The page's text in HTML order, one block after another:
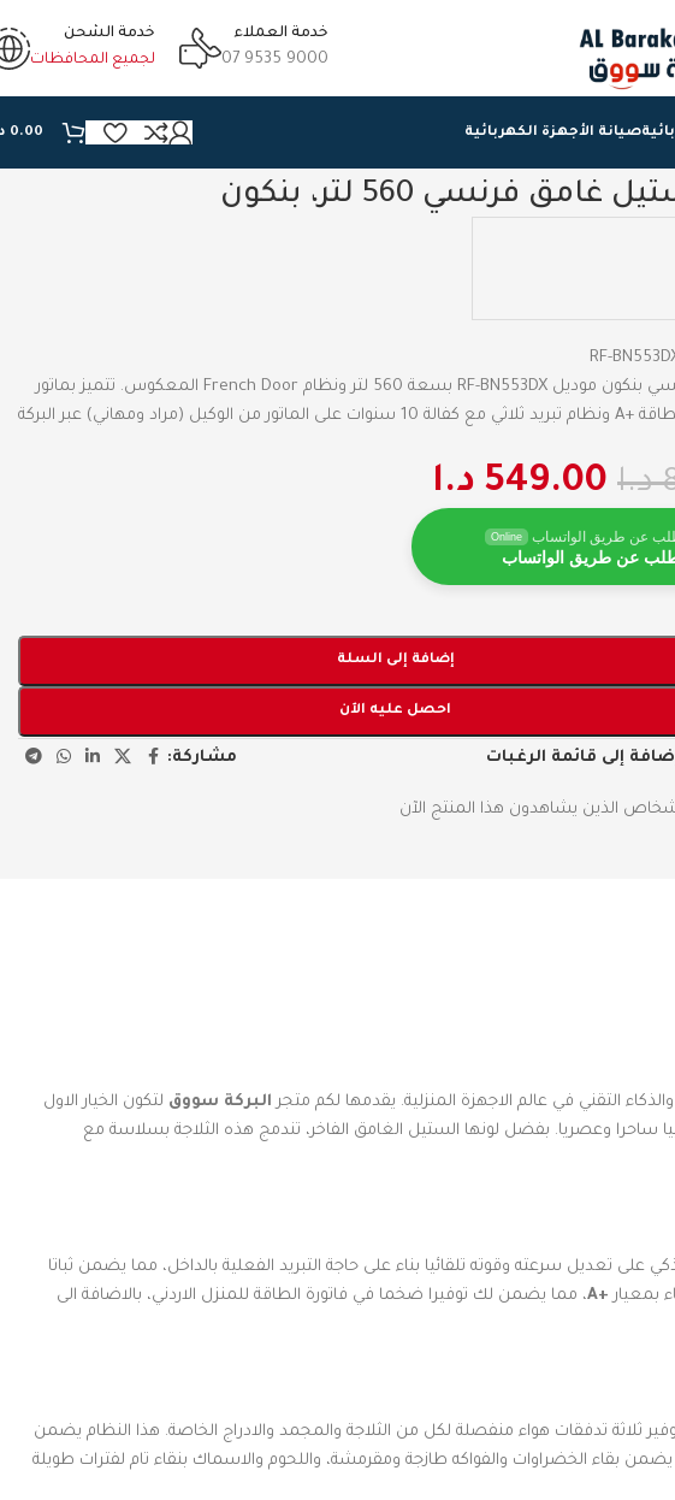
خدمة العملاء
07 9535 9000
خدمة الشحن
لجميع المحافظات
صيانة الأجهزة الكهربائية 0.00
غامق فرنسي 560 لتر، بنكون
RF-
ثلاجة طراز فرنسي بنكون موديل RF-BN553DX بسعة 560 لتر ونظام French Door المعكوس. تتميز بماتور
انفيرتر موفر للطاقة +A ونظام تبريد ثلاثي مع كفالة 10 سنوات على الماتور من الوكيل (مراد ومهاني) عبر البركة
د.ا 549.00 د.ا
عن طريق الواتساب Online
عن طريق الواتساب
إضافة إلى السلة
احصل عليه الآن
إلى قائمة الرغبات مشاركة:
الذين يشاهدون هذا المنتج الآن
التقني في عالم الاجهزة المنزلية. يقدمها لكم متجر البركة سووق لتكون الخيار الاول
وعصريا. بفضل لونها الستيل الغامق الفاخر، تندمج هذه الثلاجة بسلاسة مع
على تعديل سرعته وقوته تلقائيا بناء على حاجة التبريد الفعلية بالداخل، مما يضمن ثباتا
بمعيار +A
، مما يضمن لك توفيرا ضخما في فاتورة الطاقة للمنزل الاردني، بالاضافة الى
ثلاثة تدفقات هواء منفصلة لكل من الثلاجة والمجمد والادراج الخاصة. هذا النظام يضمن
بقاء الخضراوات والفواكه طازجة ومقرمشة، واللحوم والاسماك بنقاء تام لفترات طويلة